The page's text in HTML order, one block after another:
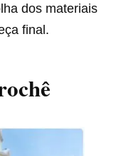
dos materiais
final.